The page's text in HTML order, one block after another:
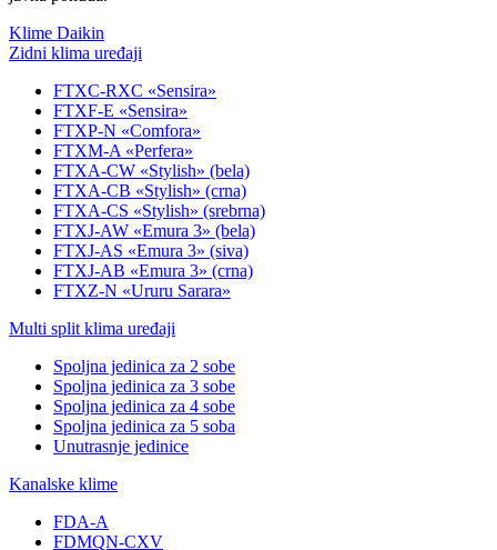
Klime Daikin
Zidni klima uređaji
FTXC-RXC «Sensira»
FTXF-E «Sensira»
FTXP-N «Comfora»
FTXM-A «Perfera»
FTXA-CW «Stylish» (bela)
FTXA-CB «Stylish» (crna)
FTXA-CS «Stylish» (srebrna)
FTXJ-AW «Emura 3» (bela)
FTXJ-AS «Emura 3» (siva)
FTXJ-AB «Emura 3» (crna)
FTXZ-N «Ururu Sarara»
Multi split klima uređaji
Spoljna jedinica za 2 sobe
Spoljna jedinica za 3 sobe
Spoljna jedinica za 4 sobe
Spoljna jedinica za 5 soba
Unutrasnje jedinice
Kanalske klime
FDA-A
FDMQN-CXV